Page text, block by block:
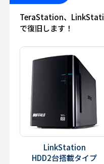
TeraStation、
で復旧します！
LinkStation
HDD2台搭載タイプ